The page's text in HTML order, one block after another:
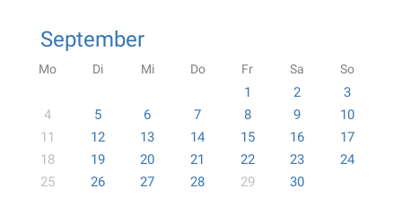
September
Mo Di Mi Do Fr Sa So
1 2
3
4
5 6 7 8 9
10
11
12 13 14 15 16
17
18
19 20 21 22 23
24
25
26 27 28 29 30